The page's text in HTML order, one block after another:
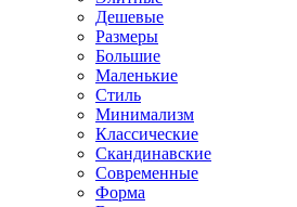
Дешевые
Размеры
Большие
Маленькие
Стиль
Минимализм
Классические
Скандинавские
Современные
Форма